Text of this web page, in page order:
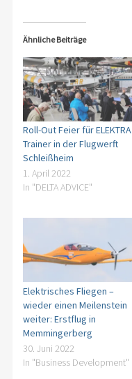
Ähnliche Beiträge
Roll-Out Feier für ELEKTRA
Trainer in der Flugwerft
Schleißheim
1. April 2022
In "DELTA ADVICE"
Elektrisches Fliegen –
wieder einen Meilenstein
weiter: Erstflug in
Memmingerberg
30. Juni 2022
In "Business Development"